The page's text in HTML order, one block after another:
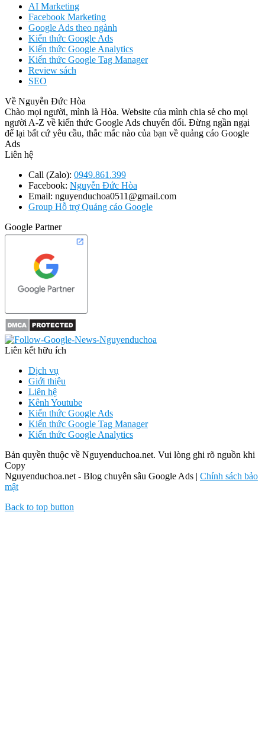
AI Marketing
Facebook Marketing
Google Ads theo ngành
Kiến thức Google Ads
Kiến thức Google Analytics
Kiến thức Google Tag Manager
Review sách
SEO
Về Nguyễn Đức Hòa
Chào mọi người, mình là Hòa. Website của mình chia sẻ cho mọi
người A-Z về kiến thức Google Ads chuyển đổi. Đừng ngần ngại
để lại bất cứ yêu cầu, thắc mắc nào của bạn về quảng cáo Google
Ads
Liên hệ
Call (Zalo): 0949.861.399
Facebook: Nguyễn Đức Hòa
Email: nguyenduchoa0511@gmail.com
Group Hỗ trợ Quảng cáo Google
Google Partner
Liên kết hữu ích
Dịch vụ
Giới thiệu
Liên hệ
Kênh Youtube
Kiến thức Google Ads
Kiến thức Google Tag Manager
Kiến thức Google Analytics
Bản quyền thuộc về Nguyenduchoa.net. Vui lòng ghi rõ nguồn khi
Copy
Nguyenduchoa.net - Blog chuyên sâu Google Ads | Chính sách bảo
mật
Back to top button